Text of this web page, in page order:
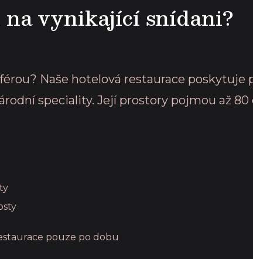
vynikající snídani?
Naše hotelová restaurace poskytuje
speciality. Její prostory pojmou až 80
pouze po dobu